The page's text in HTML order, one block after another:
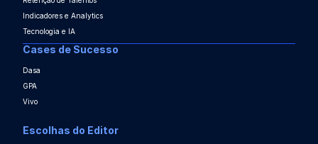
Indicadores e Analytics
Tecnologia e IA
Cases de Sucesso
Dasa
GPA
Vivo
Escolhas do Editor